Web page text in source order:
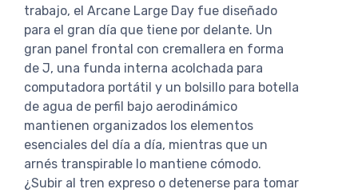
trabajo, el Arcane Large Day fue diseñado
para el gran día que tiene por delante. Un
gran panel frontal con cremallera en forma
de J, una funda interna acolchada para
computadora portátil y un bolsillo para botella
de agua de perfil bajo aerodinámico
mantienen organizados los elementos
esenciales del día a día, mientras que un
arnés transpirable lo mantiene cómodo.
¿Subir al tren expreso o detenerse para tomar